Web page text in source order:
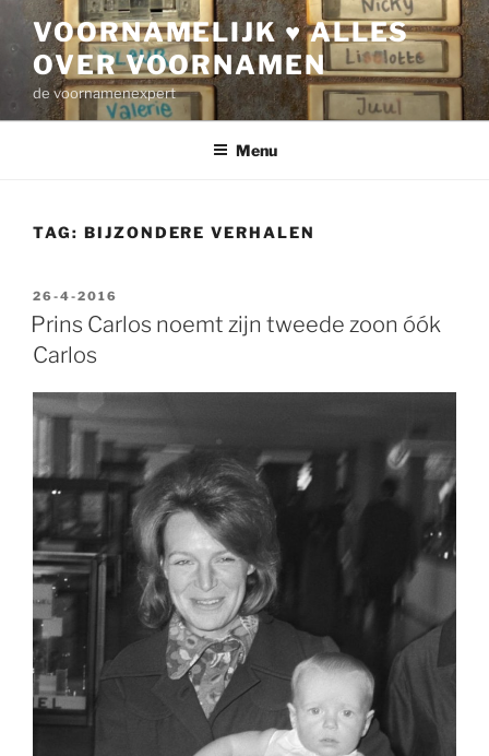
inhoud
VOORNAMELIJK ♥ ALLES
OVER VOORNAMEN
de voornamenexpert
Menu
TAG: BIJZONDERE VERHALEN
GEPLAATST
OP
26-4-2016
Prins Carlos noemt zijn tweede zoon óók
Carlos